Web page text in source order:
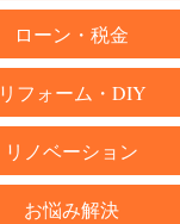
ローン・税金
リフォーム・DIY
リノベーション
お悩み解決